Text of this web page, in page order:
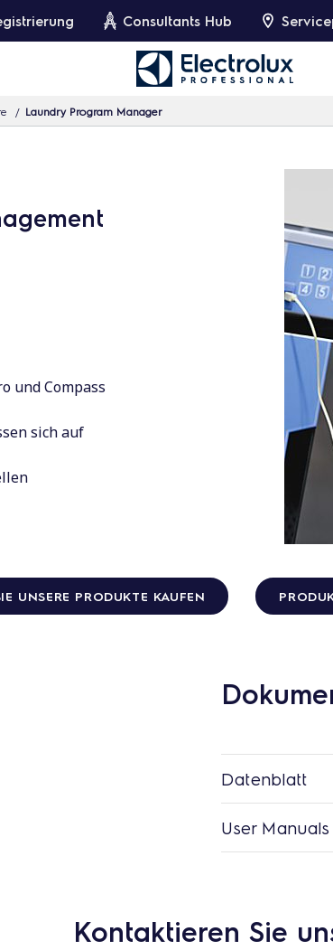
Consultants Hub
Laundry Program Manager
und Compass
sich auf
UNSERE PRODUKTE KAUFEN
Datenblatt
User Manuals
Kontaktieren Sie